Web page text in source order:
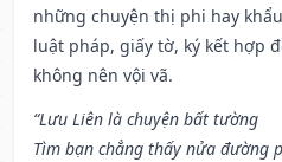
những chuyện thị phi hay
luật pháp, giấy tờ, ký kết hợp
không nên vội vã.
“Lưu Liên là chuyện bất tường
Tìm bạn chẳng thấy nửa đường